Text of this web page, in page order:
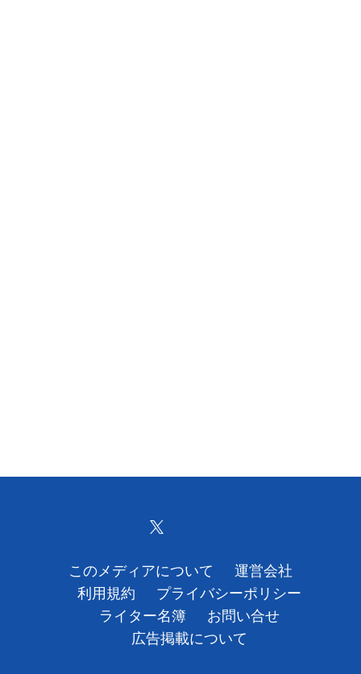
このメディアについて
運営会社
利用規約
プライバシーポリシー
ライター名簿
お問い合せ
広告掲載について